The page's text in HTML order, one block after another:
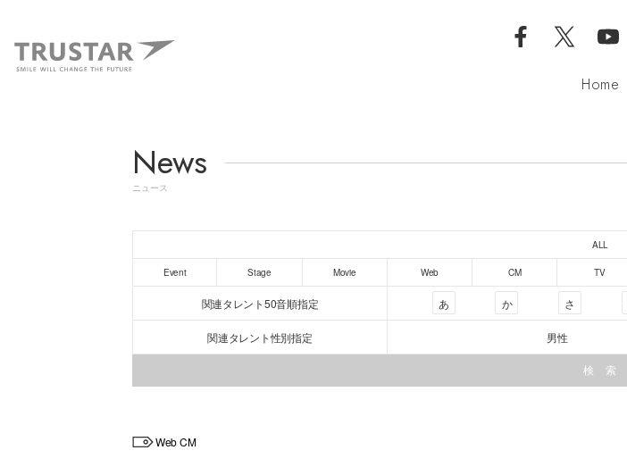
Home
News
ニュース
ALL
Event Stage Movie Web CM TV
関連タレント50音順指定 あ か さ
関連タレント性別指定 男性
Web CM